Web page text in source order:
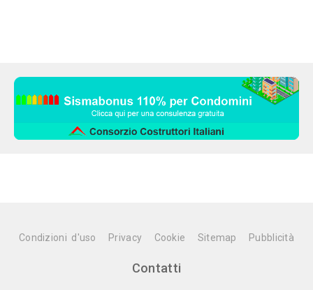
Condizioni d'uso Privacy Cookie Sitemap Pubblicità
Contatti